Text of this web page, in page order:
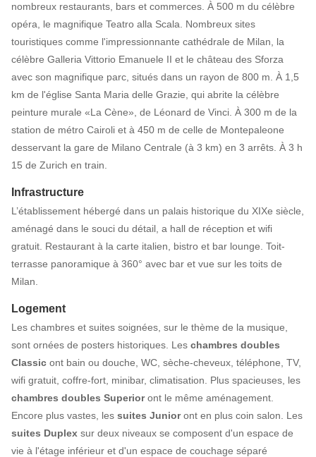
nombreux restaurants, bars et commerces. À 500 m du célèbre
opéra, le magnifique Teatro alla Scala. Nombreux sites
touristiques comme l'impressionnante cathédrale de Milan, la
célèbre Galleria Vittorio Emanuele II et le château des Sforza
avec son magnifique parc, situés dans un rayon de 800 m. À 1,5
km de l'église Santa Maria delle Grazie, qui abrite la célèbre
peinture murale «La Cène», de Léonard de Vinci. À 300 m de la
station de métro Cairoli et à 450 m de celle de Montepaleone
desservant la gare de Milano Centrale (à 3 km) en 3 arrêts. À 3 h
15 de Zurich en train.
Infrastructure
L’établissement hébergé dans un palais historique du XIXe siècle,
aménagé dans le souci du détail, a hall de réception et wifi
gratuit. Restaurant à la carte italien, bistro et bar lounge. Toit-
terrasse panoramique à 360° avec bar et vue sur les toits de
Milan.
Logement
Les chambres et suites soignées, sur le thème de la musique,
sont ornées de posters historiques. Les chambres doubles
Classic ont bain ou douche, WC, sèche-cheveux, téléphone, TV,
wifi gratuit, coffre-fort, minibar, climatisation. Plus spacieuses, les
chambres doubles Superioront le même aménagement.
Encore plus vastes, les suites Junioront en plus coin salon. Les
suites Duplex sur deux niveaux se composent d'un espace de
vie à l'étage inférieur et d'un espace de couchage séparé